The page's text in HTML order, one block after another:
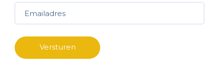
Versturen